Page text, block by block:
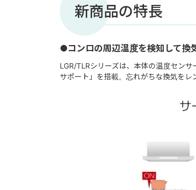
新商品の特長
●コンロの周辺温度を検知して
LGR/TLRシリーズは、本体の温度セン
サポート」を搭載。忘れがちな換気をレ